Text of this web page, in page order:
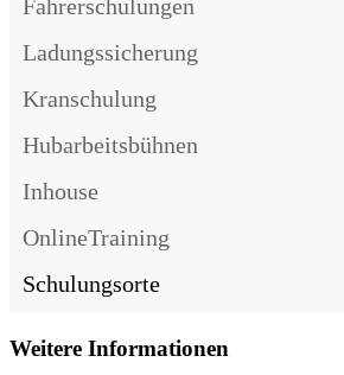
Fahrerschulungen
Ladungssicherung
Kranschulung
Hubarbeitsbühnen
Inhouse
OnlineTraining
Schulungsorte
Weitere Informationen